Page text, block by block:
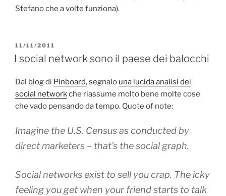
Stefano che a volte funziona).
PUBBLICATO
IL
11/11/2011
I social network sono il paese dei balocchi
Dal blog di Pinboard, segnalo una lucida analisi dei
social networkche riassume molto bene molte cose
che vado pensando da tempo. Quote of note:
Imagine the U.S. Census as conducted by
direct marketers – that’s the social graph.
Social networks exist to sell you crap. The icky
feeling you get when your friend starts to talk